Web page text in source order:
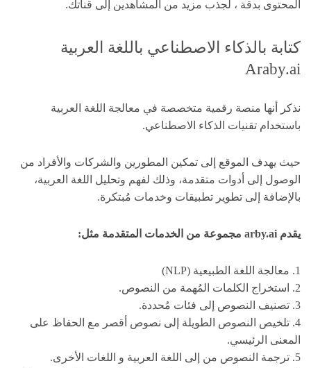
المحتوى بدقة ، لجذب مزيد من المشاهدين إلى قناتك.
كتابة بالذكاء الاصطناعي باللغة العربية
Araby.ai
نذكر أنها منصة رقمية متخصصة في معالجة اللغة العربية
باستخدام تقنيات الذكاء الاصطناعي.
حيث يهدف الموقع إلى تمكين المطورين والشركات والأفراد من
الوصول إلى أدوات متقدمة، وذلك لفهم وتحليل اللغة العربية،
بالإضافة إلى تطوير تطبيقات وخدمات مُبتكرة.
يقدم arby.ai مجموعة من الخدمات المتقدمة مثل:
1. معالجة اللغة الطبيعية (NLP)
2. استخراج الكلمات المُهمة من النصوص.
3. تصنيف النصوص إلى فئات مُحددة.
4. تلخيص النصوص الطويلة إلى نصوص أقصر مع الحفاظ على
المعنى الرئيسي.
5. ترجمة النصوص من إلى اللغة العربية و اللغات الأخرى.